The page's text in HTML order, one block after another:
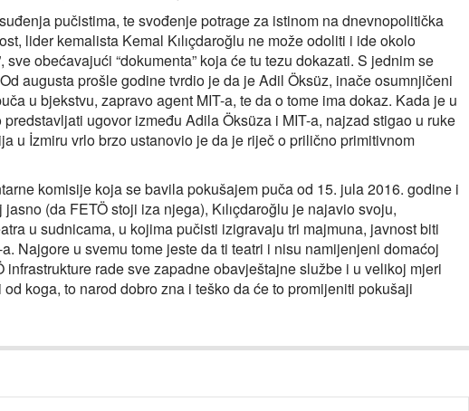
pučistima, te svođenje potrage za istinom na dnevnopolitička
lider kemalista Kemal Kılıçdaroğlu ne može odoliti i ide okolo
sve obećavajući “dokumenta” koja će tu tezu dokazati. S jednim se
augusta prošle godine tvrdio je da je Adil Öksüz, inače osumnjičeni
u bjekstvu, zapravo agent MIT-a, te da o tome ima dokaz. Kada je u
predstavljati ugovor između Adila Öksüza i MIT-a, najzad stigao u ruke
u İzmiru vrlo brzo ustanovio je da je riječ o prilično primitivnom
komisije koja se bavila pokušajem puča od 15. jula 2016. godine i
(da FETÖ stoji iza njega), Kılıçdaroğlu je najavio svoju,
u sudnicama, u kojima pučisti izigravaju tri majmuna, javnost biti
Najgore u svemu tome jeste da ti teatri i nisu namijenjeni domaćoj
rade sve zapadne obavještajne službe i u velikoj mjeri
koga, to narod dobro zna i teško da će to promijeniti pokušaji